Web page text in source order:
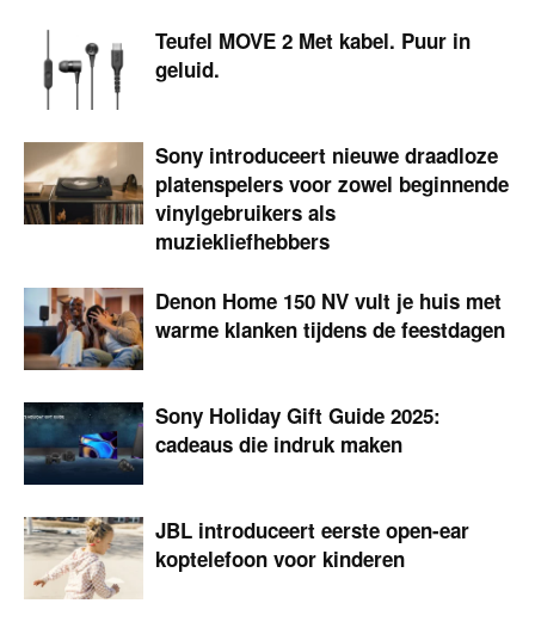
Teufel MOVE 2 Met kabel. Puur in
geluid.
Sony introduceert nieuwe draadloze
platenspelers voor zowel beginnende
vinylgebruikers als
muziekliefhebbers
Denon Home 150 NV vult je huis met
warme klanken tijdens de feestdagen
Sony Holiday Gift Guide 2025:
cadeaus die indruk maken
JBL introduceert eerste open-ear
koptelefoon voor kinderen